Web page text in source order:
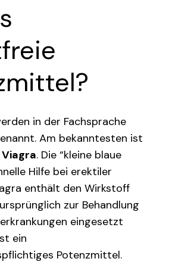
in der Fachsprache
Am bekanntesten ist
Viagra. Die “kleine blaue
Hilfe bei erektiler
enthält den Wirkstoff
zur Behandlung
eingesetzt
ein
Potenzmittel.